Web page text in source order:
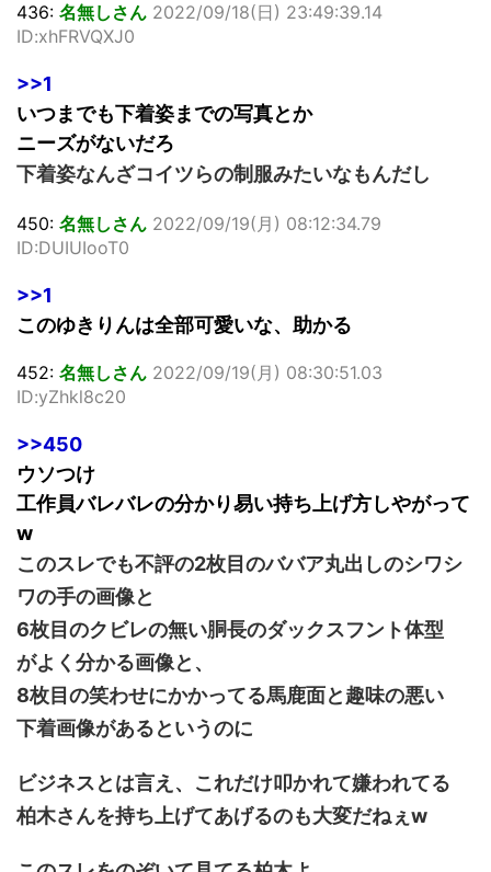
436: 名無しさん 2022/09/18(日) 23:49:39.14
ID:xhFRVQXJ0
>>1
いつまでも下着姿までの写真とか
ニーズがないだろ
下着姿なんざコイツらの制服みたいなもんだし
450: 名無しさん 2022/09/19(月) 08:12:34.79
ID:DUIUIooT0
>>1
このゆきりんは全部可愛いな、助かる
452: 名無しさん 2022/09/19(月) 08:30:51.03
ID:yZhkl8c20
>>450
ウソつけ
工作員バレバレの分かり易い持ち上げ方しやがって
w
このスレでも不評の2枚目のババア丸出しのシワシ
ワの手の画像と
6枚目のクビレの無い胴長のダックスフント体型
がよく分かる画像と、
8枚目の笑わせにかかってる馬鹿面と趣味の悪い
下着画像があるというのに
ビジネスとは言え、これだけ叩かれて嫌われてる
柏木さんを持ち上げてあげるのも大変だねぇw